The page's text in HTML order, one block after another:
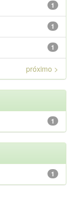
1
1
1
próximo >
1
1